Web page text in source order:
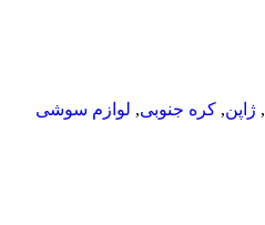
, ژاپن, کره جنوبی, لوازم سوشی